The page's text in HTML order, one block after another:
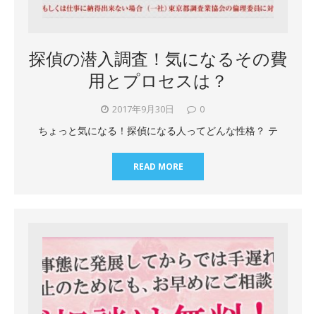
探偵の潜入調査！気になるその費
用とプロセスは？
2017年9月30日 0
ちょっと気になる！探偵になる人ってどんな性格？ テ
READ MORE